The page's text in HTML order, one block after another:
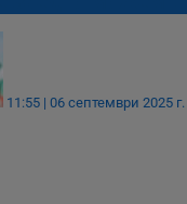
11:55 | 06 септември 2025 г.